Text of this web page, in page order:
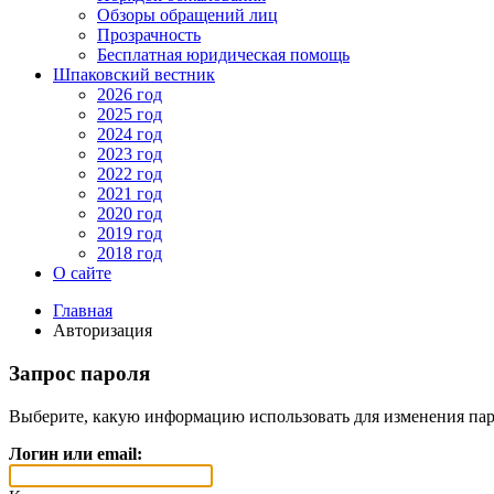
Обзоры обращений лиц
Прозрачность
Бесплатная юридическая помощь
Шпаковский вестник
2026 год
2025 год
2024 год
2023 год
2022 год
2021 год
2020 год
2019 год
2018 год
О сайте
Главная
Авторизация
Запрос пароля
Выберите, какую информацию использовать для изменения
Логин или email: